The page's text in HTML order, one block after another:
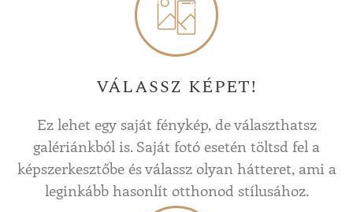
VÁLASSZ KÉPET!
Ez lehet egy saját fénykép, de választhatsz
galériánkból is. Saját fotó esetén töltsd fel a
képszerkesztőbe és válassz olyan hátteret, ami a
leginkább hasonlít otthonod stílusához.